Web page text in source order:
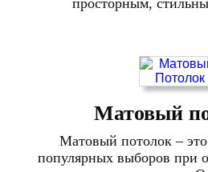
просторным,
Матовый
Матовый потолок –
популярных выборов при